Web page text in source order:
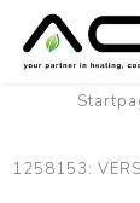
1258153: